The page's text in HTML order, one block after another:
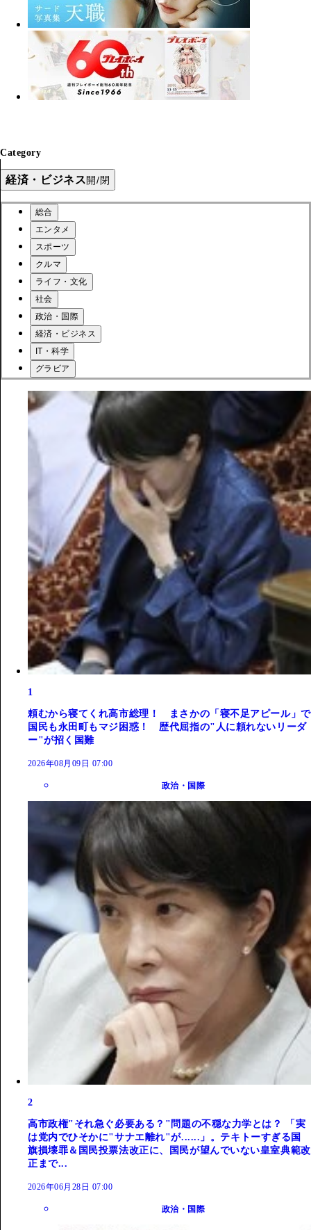
Category
経済・ビジネス開/閉
総合
エンタメ
スポーツ
クルマ
ライフ・文化
社会
政治・国際
経済・ビジネス
IT・科学
グラビア
1
頼むから寝てくれ高市総理！ まさかの「寝不足アピール」で
国民も永田町もマジ困惑！ 歴代屈指の"人に頼れないリーダ
ー"が招く国難
2026年08月09日 07:00
政治・国際
2
高市政権"それ急ぐ必要ある？"問題の不穏な力学とは？ 「実
は党内でひそかに"サナエ離れ"が......」。テキトーすぎる国
旗損壊罪＆国民投票法改正に、国民が望んでいない皇室典範改
正まで...
2026年06月28日 07:00
政治・国際